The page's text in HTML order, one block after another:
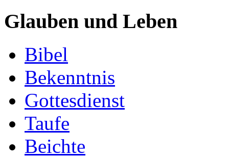
Glauben und Leben
Bibel
Bekenntnis
Gottesdienst
Taufe
Beichte